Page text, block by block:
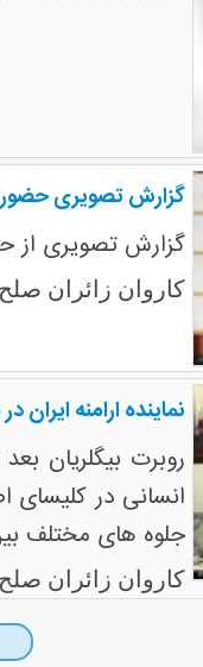
گزارش تصویری حضور
گزارش تصویری از
کاروان زائران
نماینده ارامنه
روبرت بیگلریان
انسانی در
جلوه های مختلف
کاروان زائران